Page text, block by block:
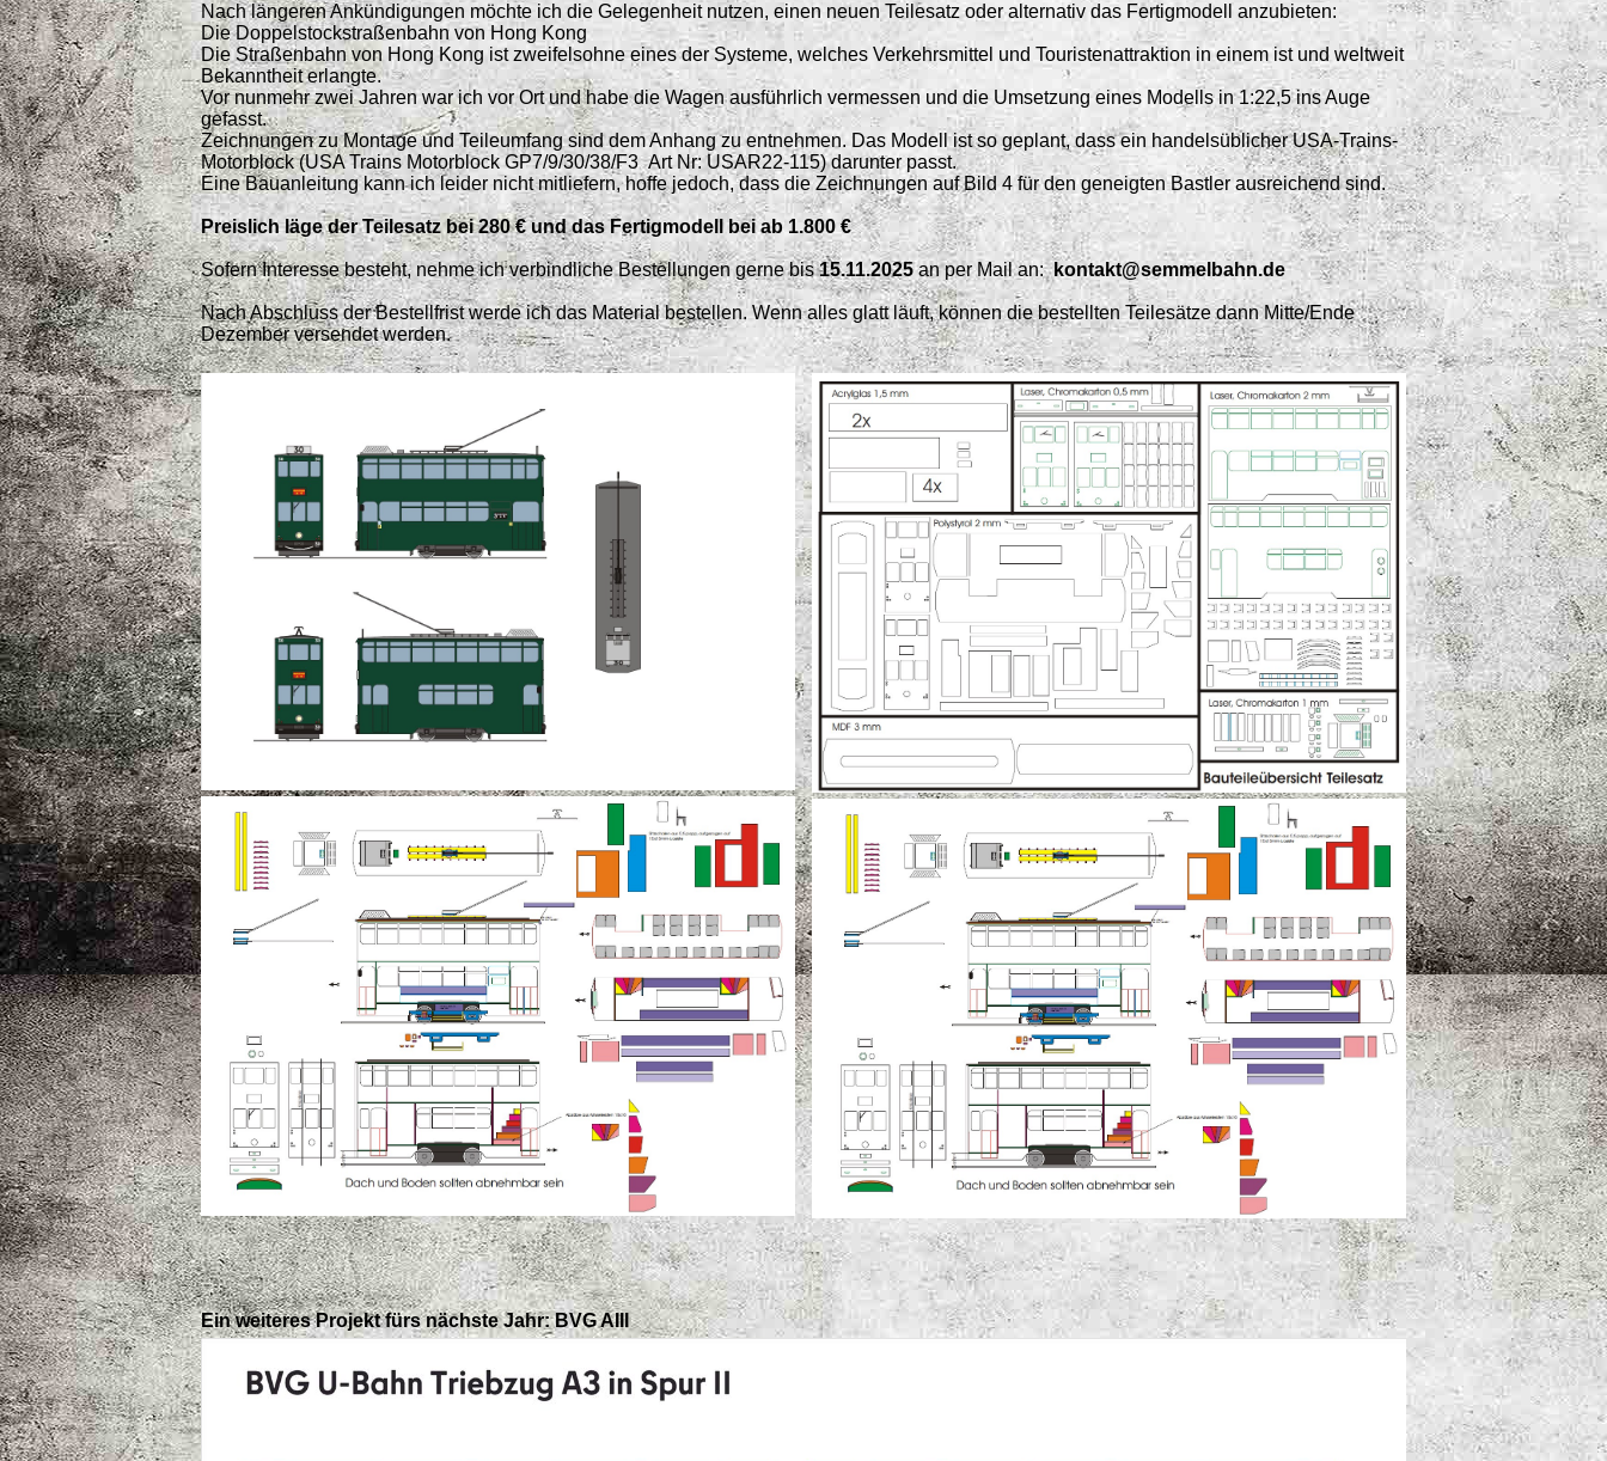
Nach längeren Ankündigungen möchte ich die Gelegenheit nutzen, einen neuen Teilesatz oder alternativ das Fertigmodell anzubieten:
Die Doppelstockstraßenbahn von Hong Kong
Die Straßenbahn von Hong Kong ist zweifelsohne eines der Systeme, welches Verkehrsmittel und Touristenattraktion in einem ist und weltweit
Bekanntheit erlangte.
Vor nunmehr zwei Jahren war ich vor Ort und habe die Wagen ausführlich vermessen und die Umsetzung eines Modells in 1:22,5 ins Auge
gefasst.
Zeichnungen zu Montage und Teileumfang sind dem Anhang zu entnehmen. Das Modell ist so geplant, dass ein handelsüblicher USA-Trains-
Motorblock (USA Trains Motorblock GP7/9/30/38/F3 Art Nr: USAR22-115) darunter passt.
Eine Bauanleitung kann ich leider nicht mitliefern, hoffe jedoch, dass die Zeichnungen auf Bild 4 für den geneigten Bastler ausreichend sind.
Preislich läge der Teilesatz bei 280 € und das Fertigmodell bei ab 1.800 €
Sofern Interesse besteht, nehme ich verbindliche Bestellungen gerne bis15.11.2025an per Mail an: kontakt@semmelbahn.de
Nach Abschluss der Bestellfrist werde ich das Material bestellen. Wenn alles glatt läuft, können die bestellten Teilesätze dann Mitte/Ende
Dezember versendet werden.
Ein weiteres Projekt fürs nächste Jahr: BVG AIII